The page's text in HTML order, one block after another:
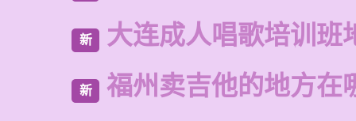
新 大连成人唱歌培训班
新 福州卖吉他的地方在